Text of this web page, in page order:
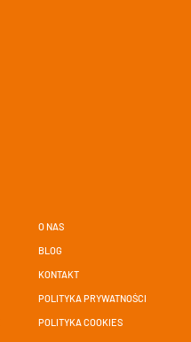
O NAS
BLOG
KONTAKT
POLITYKA PRYWATNOŚCI
POLITYKA COOKIES